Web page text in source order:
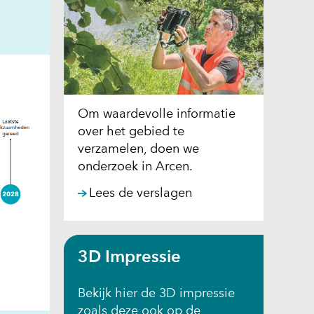
Om waardevolle informatie
over het gebied te
verzamelen, doen we
onderzoek in Arcen.
Lees de verslagen
3D Impressie
Bekijk hier de 3D impressie
zoals deze ook op de